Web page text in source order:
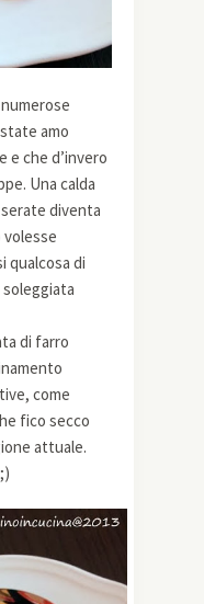
amo
e che d’invero
Una calda
diventa
volesse
qualcosa di
di farro
come
fico secco
attuale.